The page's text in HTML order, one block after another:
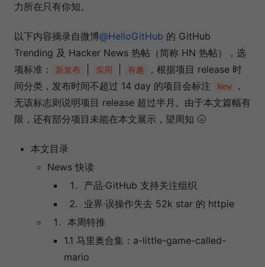
力所在只有你知。
以下内容摘录自微博@HelloGitHub 的 GitHub
Trending 及 Hacker News 热帖（简称 HN 热帖），选
项标准：
新发布 实用 有趣
，根据项目 release 时
间分类，发布时间不超过 14 day 的项目会标注
New
，
无该标志则说明项目 release 超过半月。由于本文篇幅有
限，还有部分项目未能在本文展示，望周知 🌝
本文目录
News 快读
产品·GitHub 支持关注组织
业界·误操作失去 52k star 的 httpie
本周特推
1.1 马里奥合集：a-little-game-called-
mario